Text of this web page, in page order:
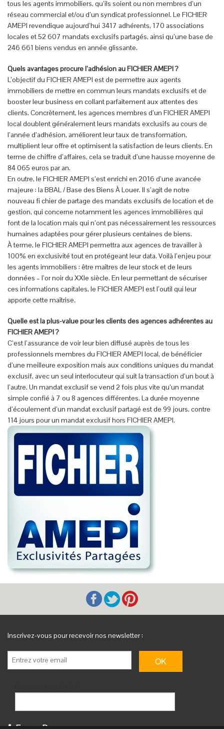
tous les agents immobiliers, qu’ils soient ou non membres d’un
réseau commercial et/ou d’un syndicat professionnel. Le FICHIER
AMEPI revendique aujourd’hui 3417 adhérents, 170 associations
locales et 52 607 mandats exclusifs partagés, ainsi qu’une base de
246 661 biens vendus en année glissante.
Quels avantages procure l’adhésion au FICHIER AMEPI ?
L’objectif du FICHIER AMEPI est de permettre aux agents
immobiliers de mettre en commun leurs mandats exclusifs et de
booster leur business en collant parfaitement aux attentes des
clients. Concrètement, les agences membres d’un FICHIER AMEPI
local doublent généralement leurs mandats exclusifs au cours de
l’année d’adhésion, améliorent leur taux de transformation,
multiplient leur offre et optimisent la satisfaction de leurs clients. En
terme de chiffre d’affaires, cela se traduit d’une hausse moyenne de
84 065 euros par an.
En outre, le FICHIER AMEPI s’est enrichi en 2016 d’une avancée
majeure : la BBAL / Base des Biens À Louer. Il s’agit de notre
nouveau fi chier de partage des mandats exclusifs de location et de
gestion, qui concerne notamment les agences immobilières qui
font de la location mais qui n’ont pas nécessairement les ressources
humaines adaptées pour gérer plusieurs centaines de biens.
À terme, le FICHIER AMEPI permettra aux agences de travailler à
100% en exclusivité tout en protégeant leur data. Voilà l’enjeu pour
les agents immobiliers : être maîtres de leur stock et de leurs
données – l’or noir du XXIe siècle. En leur permettant de sécuriser
ces informations capitales, le FICHIER AMEPI est l’outil qui leur
apporte cette maîtrise.
Quelle est la plus-value pour les clients des agences adhérentes au
FICHIER AMEPI ?
C’est l’assurance de voir leur bien diffusé auprès de tous les
professionnels membres du FICHIER AMEPI local, de bénéficier
d’une meilleure exposition mais aux conditions uniques du mandat
exclusif, avec un seul interlocuteur qui suit la transaction d’un bout à
l’autre. Un mandat exclusif se vend 2 fois plus vite qu’un mandat
simple confié à 7 ou 8 agences différentes. La durée moyenne
d’écoulement d’un mandat exclusif partagé est de 99 jours, contre
114 jours pour un mandat exclusif hors FICHIER AMEPI.
Inscrivez-vous pour recevoir nos newsletter :